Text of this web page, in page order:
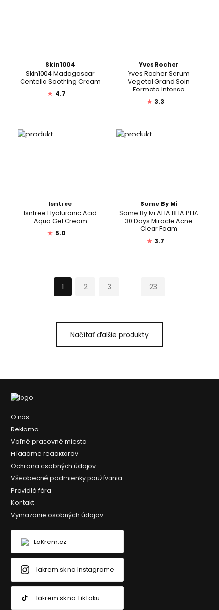
Skin1004
Skin1004 Madagascar
Centella Soothing Cream
★ 4.7
Yves Rocher
Yves Rocher Serum
Vegetal Grand Soin
Fermete Intense
★ 3.3
Isntree
Isntree Hyaluronic Acid
Aqua Gel Cream
★ 5.0
Some By Mi
Some By Mi AHA BHA PHA
30 Days Miracle Acne
Clear Foam
★ 3.7
1 2 3 ... 23
Načítať ďalšie produkty
O nás
Reklama
Voľné pracovné miesta
Hľadáme redaktorov
Ochrana osobných údajov
Všeobecné podmienky používania
Pravidlá fóra
Kontakt
Vymazanie osobných údajov
LaKrem.cz
lakrem.sk na Instagrame
lakrem.sk na TikToku